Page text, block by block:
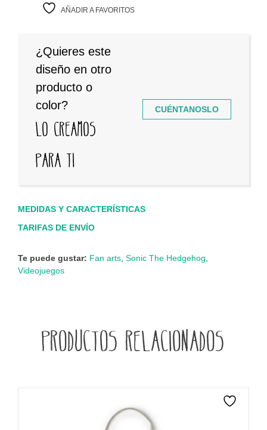
AÑADIR A FAVORITOS
¿Quieres este
diseño en otro
producto o
color?
Lo creamos
para ti
CUÉNTANOSLO
MEDIDAS Y CARACTERÍSTICAS
TARIFAS DE ENVÍO
Te puede gustar: Fan arts, Sonic The Hedgehog,
Videojuegos
Productos relacionados